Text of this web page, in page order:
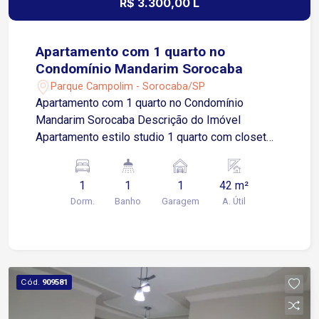
R$ 3.300,00 L
Apartamento com 1 quarto no
Condomínio Mandarim Sorocaba
Parque Campolim - Sorocaba/SP
Apartamento com 1 quarto no Condomínio
Mandarim Sorocaba Descrição do Imóvel
Apartamento estilo studio 1 quarto com closet
integrada a area de serviços Banheiro social
Varanda gourmet Depósito privativo Imóvel
moderno, com conceito aberto que proporciona
um dos bairros mais valorizados da cidade.
Localização Localizado no Condomínio
Mandarim, na região do Campolim, área nobre de
1
Dorm.
1
Banho
1
Garagem
42 m²
A. Útil
Cód. 909581